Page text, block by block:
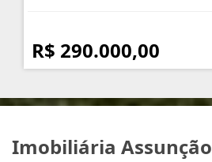
R$ 290.000,00
Imobiliária Assunção